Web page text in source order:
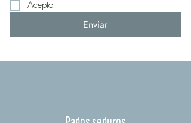
Acepto
Enviar